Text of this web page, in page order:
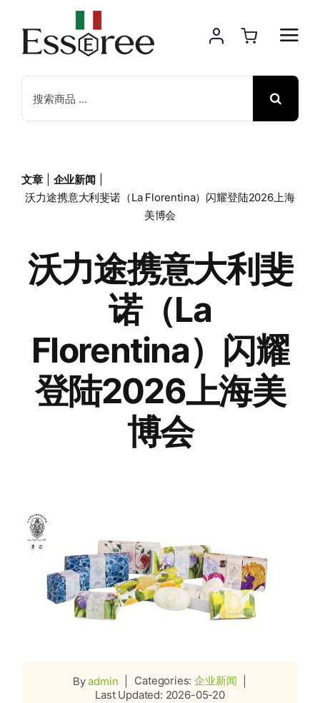
content
for:
文章
企业新闻
沃力途携意大利斐诺（La Florentina）闪耀登陆2026上海
美博会
沃力途携意大利斐
诺（La
Florentina）闪耀
登陆2026上海美
博会
Byadmin Categories:企业新闻
Last Updated: 2026-05-20